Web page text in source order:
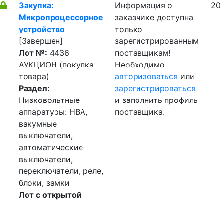
Закупка:
Микропроцессорное
устройство
[Завершен]
Лот №: 4436
АУКЦИОН (покупка
товара)
Раздел:
Низковольтные
аппаратуры: НВА,
вакумные
выключатели,
автоматические
выключатели,
переключатели, реле,
блоки, замки
Лот с открытой
Информация о
заказчике доступна
только
зарегистрированным
поставщикам!
Необходимо
авторизоваться или
зарегистрироваться
и заполнить профиль
поставщика.